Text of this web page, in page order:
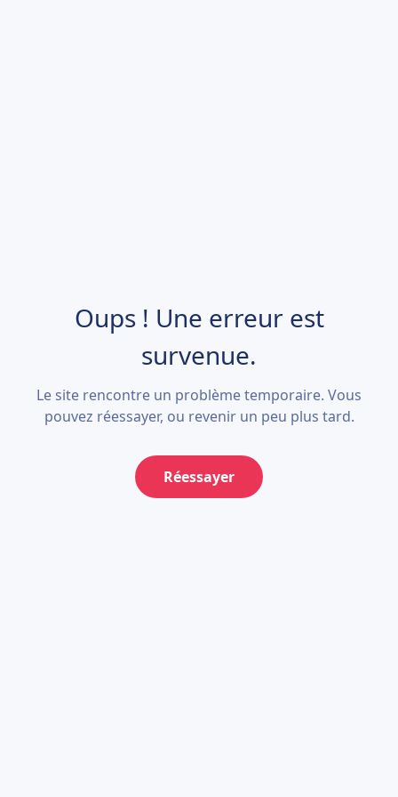
Oups ! Une erreur est
survenue.
Le site rencontre un problème temporaire. Vous
pouvez réessayer, ou revenir un peu plus tard.
Réessayer